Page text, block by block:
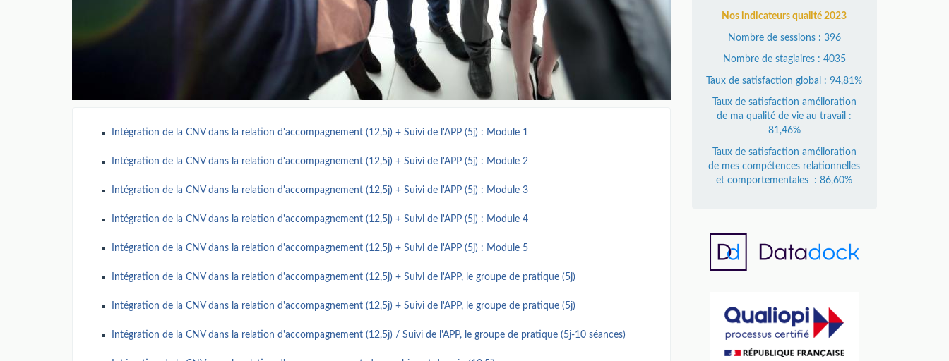
Intégration de la CNV dans la relation d'accompagnement (12,5j) + Suivi de l'APP (5j) : Module 1
Intégration de la CNV dans la relation d'accompagnement (12,5j) + Suivi de l'APP (5j) : Module 2
Intégration de la CNV dans la relation d'accompagnement (12,5j) + Suivi de l'APP (5j) : Module 3
Intégration de la CNV dans la relation d'accompagnement (12,5j) + Suivi de l'APP (5j) : Module 4
Intégration de la CNV dans la relation d'accompagnement (12,5j) + Suivi de l'APP (5j) : Module 5
Intégration de la CNV dans la relation d'accompagnement (12,5j) + Suivi de l'APP, le groupe de pratique (5j)
Intégration de la CNV dans la relation d'accompagnement (12,5j) + Suivi de l'APP, le groupe de pratique (5j)
Intégration de la CNV dans la relation d'accompagnement (12,5j) / Suivi de l'APP, le groupe de pratique (5j-10 séances)
Nos indicateurs qualité 2023
Nombre de sessions : 396
Nombre de stagiaires : 4035
Taux de satisfaction global : 94,81%
Taux de satisfaction amélioration
de ma qualité de vie au travail :
81,46%
Taux de satisfaction amélioration
de mes compétences relationnelles
et comportementales : 86,60%